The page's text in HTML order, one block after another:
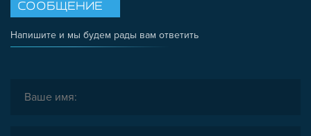
СООБЩЕНИЕ
Напишите и мы будем рады вам ответить